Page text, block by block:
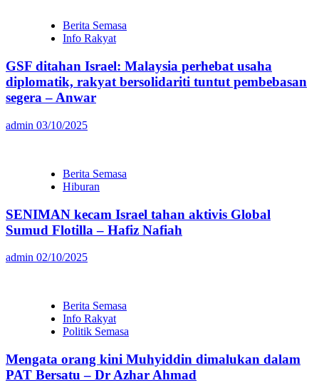
Berita Semasa
Info Rakyat
GSF ditahan Israel: Malaysia perhebat usaha
diplomatik, rakyat bersolidariti tuntut pembebasan
segera – Anwar
admin 03/10/2025
Berita Semasa
Hiburan
SENIMAN kecam Israel tahan aktivis Global
Sumud Flotilla – Hafiz Nafiah
admin 02/10/2025
Berita Semasa
Info Rakyat
Politik Semasa
Mengata orang kini Muhyiddin dimalukan dalam
PAT Bersatu – Dr Azhar Ahmad